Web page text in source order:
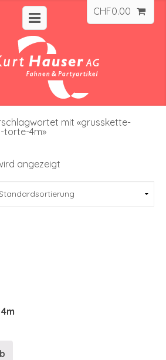
CHF0.00
mit «grusskette-
torte-4m»
angezeigt